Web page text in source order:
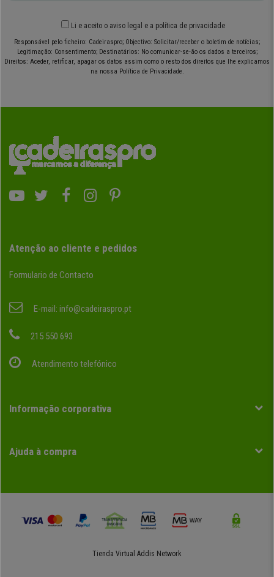
Li e aceito o aviso legal e a política de privacidade
Responsável pelo ficheiro: Cadeiraspro; Objectivo: Solicitar/receber o boletim de notícias;
Legitimação: Consentimento; Destinatários: No comunicar-se-ão os dados a terceiros;
Direitos: Aceder, retificar, apagar os datos assim como o resto dos direitos que lhe explicamos
na nossa Política de Privacidade.
Atenção ao cliente e pedidos
Formulario de Contacto
E-mail: info@cadeiraspro.pt
215 550 693
Atendimento telefónico
Informação corporativa
Ajuda à compra
Tienda Virtual Addis Network